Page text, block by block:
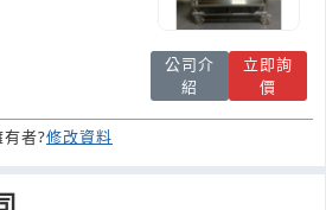
公司介
紹
立即詢
價
者?修改資料